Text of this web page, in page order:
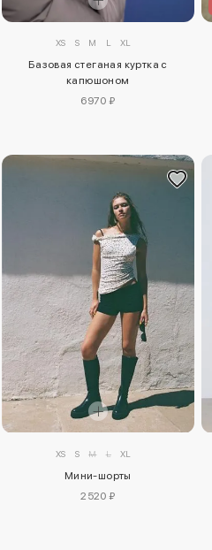
XS S M L XL
Базовая стеганая куртка с
капюшоном
6970 ₽
XS S M L XL
Мини-шорты
2520 ₽